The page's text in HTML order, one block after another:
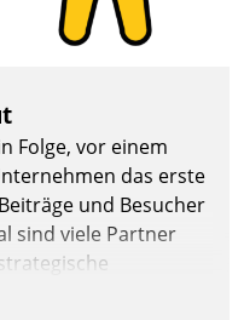
Folge, vor einem
das erste
und Besucher
sind viele Partner